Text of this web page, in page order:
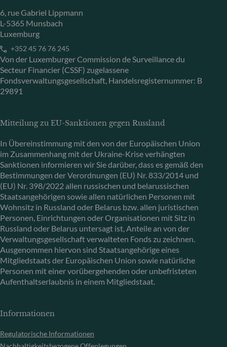
6, rue Gabriel Lippmann
L-5365 Munsbach
Luxemburg
+352 45 76 76 245
Von der Luxemburger Commission de Surveillance du
Secteur Financier (CSSF) zugelassene
Fondsverwaltungsgesellschaft, Handelsregisternummer: B
29891
Mitteilung zu EU-Sanktionen gegen Russland
In Übereinstimmung mit den von der Europäischen Union
im Zusammenhang mit der Ukraine-Krise verhängten
Sanktionen informieren wir Sie darüber, dass es gemäß den
Bestimmungen der Verordnungen (EU) Nr. 833/2014 und
(EU) Nr. 398/2022 allen russischen und belarussischen
Staatsangehörigen sowie allen natürlichen Personen mit
Wohnsitz in Russland oder Belarus bzw. allen juristischen
Personen, Einrichtungen oder Organisationen mit Sitz in
Russland oder Belarus untersagt ist, Anteile an von der
Verwaltungsgesellschaft verwalteten Fonds zu zeichnen.
Ausgenommen hiervon sind Staatsangehörige eines
Mitgliedstaats der Europäischen Union sowie natürliche
Personen mit einer vorübergehenden oder unbefristeten
Aufenthaltserlaubnis in einem Mitgliedstaat.
Informationen
Regulatorische Informationen